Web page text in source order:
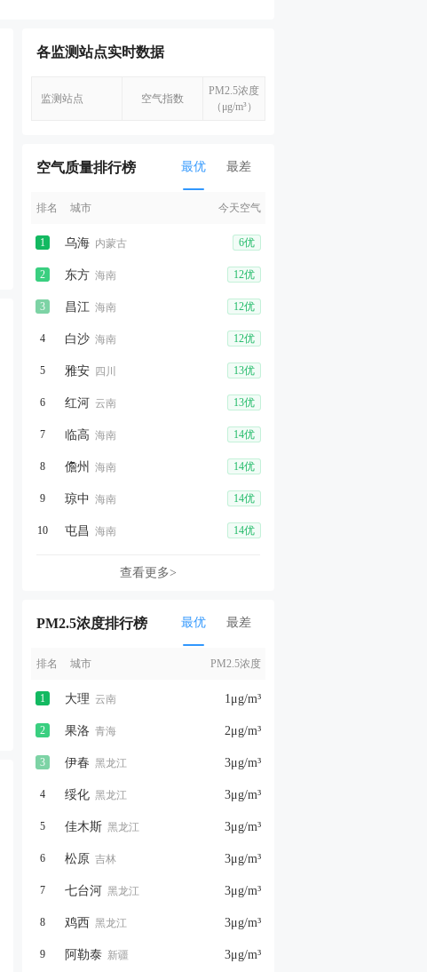
各监测站点实时数据
监测站点 空气指数
PM2.5浓度
（μg/m³）
空气质量排行榜 最优 最差
排名 城市 今天空气
1 乌海 内蒙古 6优
2 东方 海南 12优
3 昌江 海南 12优
4 白沙 海南 12优
5 雅安 四川 13优
6 红河 云南 13优
7 临高 海南 14优
8 儋州 海南 14优
9 琼中 海南 14优
10 屯昌 海南 14优
查看更多>
PM2.5浓度排行榜 最优 最差
排名 城市 PM2.5浓度
1 大理 云南 1μg/m³
2 果洛 青海 2μg/m³
3 伊春 黑龙江 3μg/m³
4 绥化 黑龙江 3μg/m³
5 佳木斯 黑龙江 3μg/m³
6 松原 吉林 3μg/m³
7 七台河 黑龙江 3μg/m³
8 鸡西 黑龙江 3μg/m³
9 阿勒泰 新疆 3μg/m³